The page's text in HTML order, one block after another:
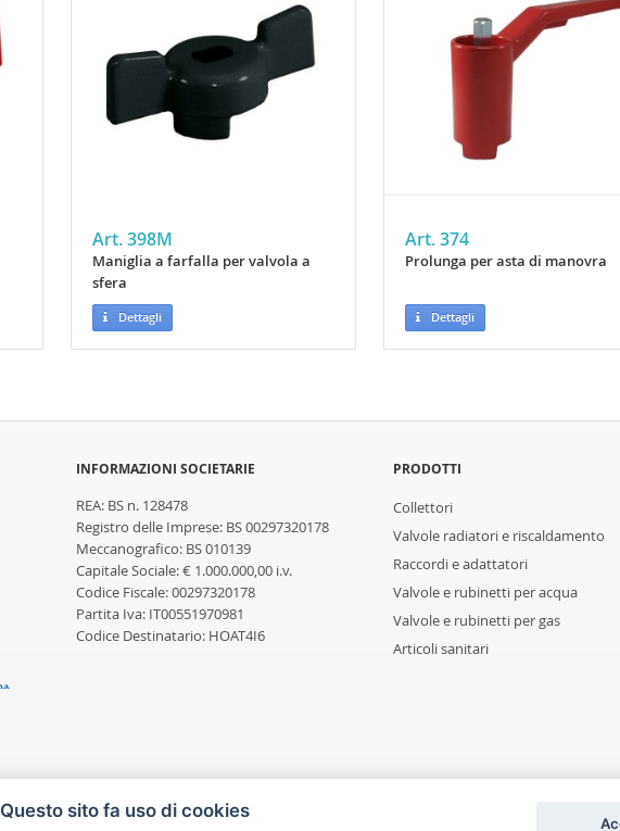
Art. 398M
Maniglia a farfalla per valvola a
sfera
Dettagli
Art. 374
Prolunga per asta di manovra
Dettagli
INFORMAZIONI SOCIETARIE
REA: BS n. 128478
Registro delle Imprese: BS 00297320178
Meccanografico: BS 010139
Capitale Sociale: € 1.000.000,00 i.v.
Codice Fiscale: 00297320178
Partita Iva: IT00551970981
Codice Destinatario: HOAT4I6
PRODOTTI
Collettori
Valvole radiatori e riscaldamento
Raccordi e adattatori
Valvole e rubinetti per acqua
Valvole e rubinetti per gas
Articoli sanitari
Questo sito fa uso di cookies